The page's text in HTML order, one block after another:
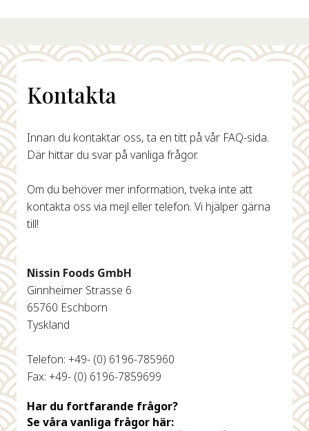
Kontakta
Innan du kontaktar oss, ta en titt på vår FAQ-sida.
Där hittar du svar på vanliga frågor.
Om du behöver mer information, tveka inte att
kontakta oss via mejl eller telefon. Vi hjälper gärna
till!
Nissin Foods GmbH
Ginnheimer Strasse 6
65760 Eschborn
Tyskland
Telefon: +49- (0) 6196-785960
Fax: +49- (0) 6196-7859699
Har du fortfarande frågor?
Se våra vanliga frågor här: